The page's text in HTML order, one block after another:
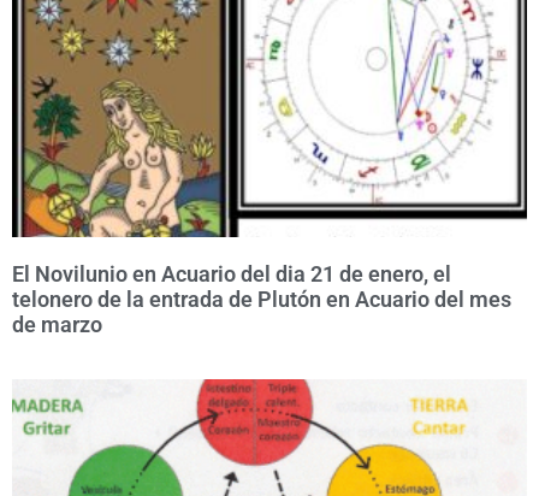
El Novilunio en Acuario del dia 21 de enero, el
telonero de la entrada de Plutón en Acuario del mes
de marzo